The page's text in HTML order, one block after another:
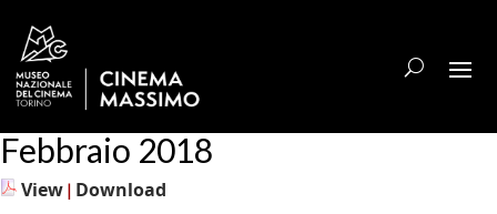
Febbraio 2018
View | Download